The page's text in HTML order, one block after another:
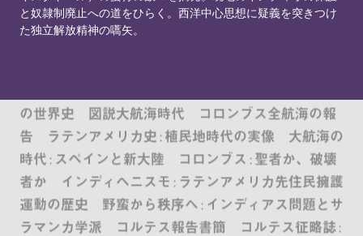
と奴隷制廃止への道をひらく。西洋中心思想に疑義を突きつけ
た独立解放精神の嚆矢。
海先住民,1492-1797年 大航海時代における異文化理解
と他者認識 : スペイン語文書を読む 1491 : 先コロン
の世界史 図説大航海時代 コロンブス全航海の報
告 ラテンアメリカ史 : 植民地時代の実像 大航海の
時代 : スペインと新大陸 コロンブス : 聖者か、破壊
者か インディヘニスモ : ラテンアメリカ先住民擁護
運動の歴史 野蛮から秩序へ : インディアス問題とサ
ラマンカ学派 コルテス報告書簡 コルテス征略誌 :